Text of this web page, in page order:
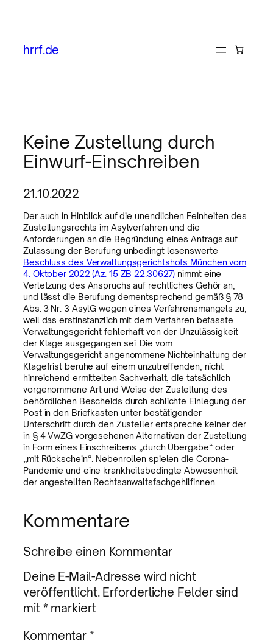
hrrf.de
Keine Zustellung durch
Einwurf-Einschreiben
21.10.2022
Der auch in Hinblick auf die unendlichen Feinheiten des
Zustellungsrechts im Asylverfahren und die
Anforderungen an die Begründung eines Antrags auf
Zulassung der Berufung unbedingt lesenswerte
Beschluss des Verwaltungsgerichtshofs München vom
4. Oktober 2022 (Az. 15 ZB 22.30627) nimmt eine
Verletzung des Anspruchs auf rechtliches Gehör an,
und lässt die Berufung dementsprechend gemäß § 78
Abs. 3 Nr. 3 AsylG wegen eines Verfahrensmangels zu,
weil das erstinstanzlich mit dem Verfahren befasste
Verwaltungsgericht fehlerhaft von der Unzulässigkeit
der Klage ausgegangen sei. Die vom
Verwaltungsgericht angenommene Nichteinhaltung der
Klagefrist beruhe auf einem unzutreffenden, nicht
hinreichend ermittelten Sachverhalt, die tatsächlich
vorgenommene Art und Weise der Zustellung des
behördlichen Bescheids durch schlichte Einlegung der
Post in den Briefkasten unter bestätigender
Unterschrift durch den Zusteller entspreche keiner der
in § 4 VwZG vorgesehenen Alternativen der Zustellung
in Form eines Einschreibens „durch Übergabe“ oder
„mit Rückschein“. Nebenrollen spielen die Corona-
Pandemie und eine krankheitsbedingte Abwesenheit
der angestellten Rechtsanwaltsfachgehilfinnen.
Kommentare
Schreibe einen Kommentar
Deine E-Mail-Adresse wird nicht
veröffentlicht. Erforderliche Felder sind
mit * markiert
Kommentar*